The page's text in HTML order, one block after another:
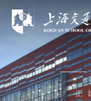
院
概
党
的
师